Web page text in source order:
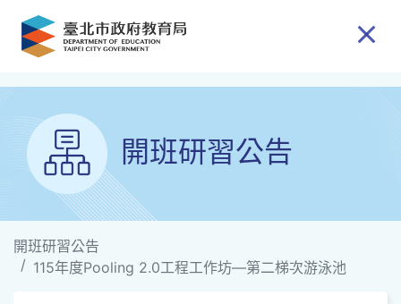
跳到主要內容
開班研習公告
開班研習公告
115年度Pooling 2.0工程工作坊—第二梯次游泳池